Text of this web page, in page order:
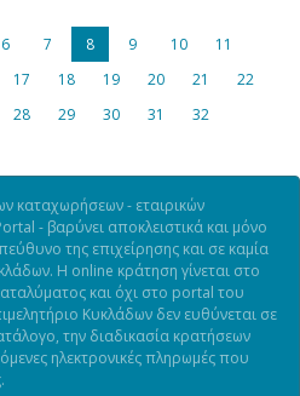
6 7 8 9 10
11
17 18 19 20 21
22
28 29 30 31 32
καταχωρήσεων - εταιρικών
- βαρύνει αποκλειστικά και μόνο
της επιχείρησης και σε καμία
Η online κράτηση γίνεται στο
και όχι στο portal του
Κυκλάδων δεν ευθύνεται σε
την διαδικασία κρατήσεων
ηλεκτρονικές πληρωμές που